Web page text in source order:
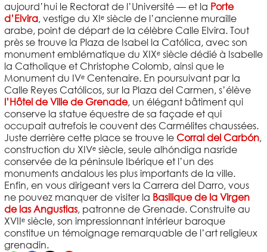
aujourd’hui le Rectorat de l’Université — et la Porte
d’Elvira, vestige du XIᵉ siècle de l’ancienne muraille
arabe, point de départ de la célèbre Calle Elvira. Tout
près se trouve la Plaza de Isabel la Católica, avec son
monument emblématique du XIXᵉ siècle dédié à Isabelle
la Catholique et Christophe Colomb, ainsi que le
Monument du IVᵉ Centenaire. En poursuivant par la
Calle Reyes Católicos, sur la Plaza del Carmen, s’élève
l’Hôtel de Ville de Grenade, un élégant bâtiment qui
conserve la statue équestre de sa façade et qui
occupait autrefois le couvent des Carmélites chaussées.
Juste derrière cette place se trouve le Corral del Carbón,
construction du XIVᵉ siècle, seule alhóndiga nasride
conservée de la péninsule Ibérique et l’un des
monuments andalous les plus importants de la ville.
Enfin, en vous dirigeant vers la Carrera del Darro, vous
ne pouvez manquer de visiter la Basilique de la Virgen
de las Angustias, patronne de Grenade. Construite au
XVIIᵉ siècle, son impressionnant intérieur baroque
constitue un témoignage remarquable de l’art religieux
grenadin.